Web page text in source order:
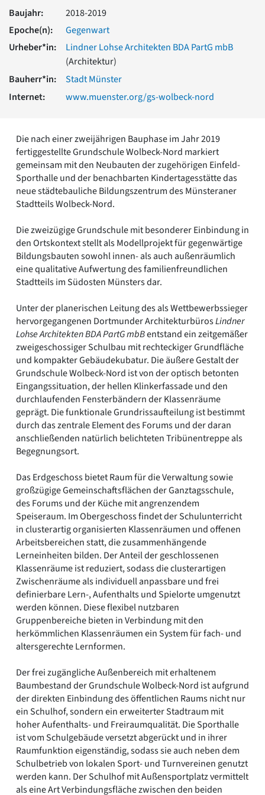
Romanik
Römische Antike
Über uns
Fachbeirat
Freunde & Förderer
Datenschutz
Suchbegriff eingeben
Baujahr:
2018-2019
Epoche(n):
Gegenwart
Urheber*in:
Lindner Lohse Architekten BDA PartG mbB
(Architektur)
Bauherr*in:
Stadt Münster
Internet:
www.muenster.org/gs-wolbeck-nord
Die nach einer zweijährigen Bauphase im Jahr 2019
fertiggestellte Grundschule Wolbeck-Nord markiert
gemeinsam mit den Neubauten der zugehörigen Einfeld-
Sporthalle und der benachbarten Kindertagesstätte das
neue städtebauliche Bildungszentrum des Münsteraner
Stadtteils Wolbeck-Nord.
Die zweizügige Grundschule mit besonderer Einbindung in
den Ortskontext stellt als Modellprojekt für gegenwärtige
Bildungsbauten sowohl innen- als auch außenräumlich
eine qualitative Aufwertung des familienfreundlichen
Stadtteils im Südosten Münsters dar.
Unter der planerischen Leitung des als Wettbewerbssieger
hervorgegangenen Dortmunder ArchitekturbürosLindner
Lohse Architekten BDA PartG mbBentstand ein zeitgemäßer
zweigeschossiger Schulbau mit rechteckiger Grundfläche
und kompakter Gebäudekubatur. Die äußere Gestalt der
Grundschule Wolbeck-Nord ist von der optisch betonten
Eingangssituation, der hellen Klinkerfassade und den
durchlaufenden Fensterbändern der Klassenräume
geprägt. Die funktionale Grundrissaufteilung ist bestimmt
durch das zentrale Element des Forums und der daran
anschließenden natürlich belichteten Tribünentreppe als
Begegnungsort.
Das Erdgeschoss bietet Raum für die Verwaltung sowie
großzügige Gemeinschaftsflächen der Ganztagsschule,
des Forums und der Küche mit angrenzendem
Speiseraum. Im Obergeschoss findet der Schulunterricht
in clusterartig organisierten Klassenräumen und offenen
Arbeitsbereichen statt, die zusammenhängende
Lerneinheiten bilden. Der Anteil der geschlossenen
Klassenräume ist reduziert, sodass die clusterartigen
Zwischenräume als individuell anpassbare und frei
definierbare Lern-, Aufenthalts und Spielorte umgenutzt
werden können. Diese flexibel nutzbaren
Gruppenbereiche bieten in Verbindung mit den
herkömmlichen Klassenräumen ein System für fach- und
altersgerechte Lernformen.
Der frei zugängliche Außenbereich mit erhaltenem
Baumbestand der Grundschule Wolbeck-Nord ist aufgrund
der direkten Einbindung des öffentlichen Raums nicht nur
ein Schulhof, sondern ein erweiterter Stadtraum mit
hoher Aufenthalts- und Freiraumqualität. Die Sporthalle
ist vom Schulgebäude versetzt abgerückt und in ihrer
Raumfunktion eigenständig, sodass sie auch neben dem
Schulbetrieb von lokalen Sport- und Turnvereinen genutzt
werden kann. Der Schulhof mit Außensportplatz vermittelt
als eine Art Verbindungsfläche zwischen den beiden